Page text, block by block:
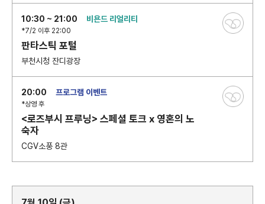
10:30 ~ 21:00
*7/2 이후 22:00
비욘드 리얼리티
판타스틱 포털
부천시청 잔디광장
20:00
*상영 후
프로그램 이벤트
<로즈부시 프루닝> 스페셜 토크 x 영혼의 노
숙자
CGV소풍 8관